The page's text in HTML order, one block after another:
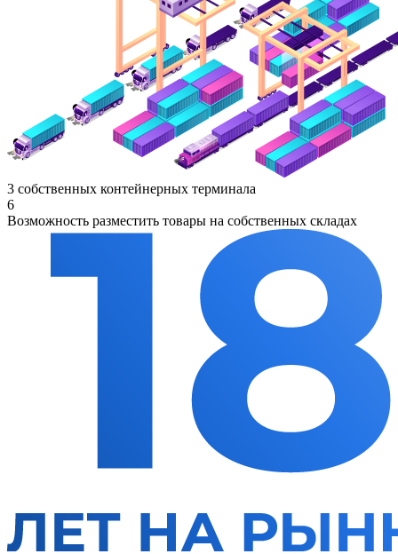
3 собственных контейнерных терминала
6
Возможность разместить товары на собственных складах